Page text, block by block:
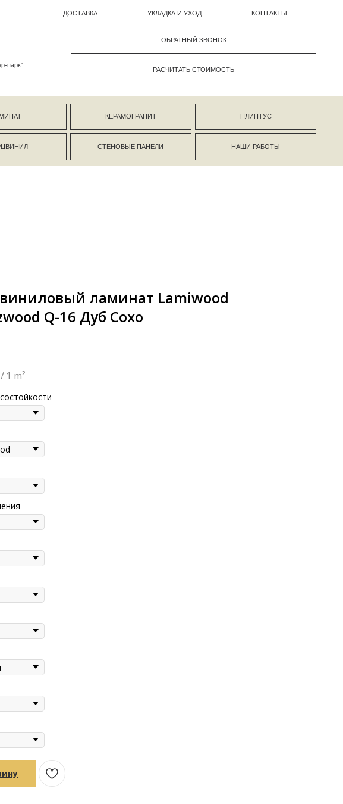
КОНТАКТЫ
УКЛАДКА И УХОД
КЕРАМОГРАНИТ
СТЕНОВЫЕ ПАНЕЛИ НАШИ РАБОТЫ
ПЛИНТУС
ламинат Lamiwood
Q-16 Дуб Сохо
/ 1 m²